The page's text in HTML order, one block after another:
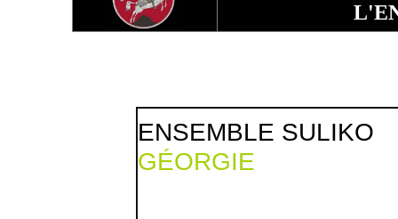
ENSEMBLE SULIKO
GÉORGIE